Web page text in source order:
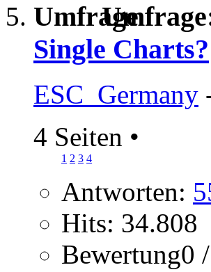
Single Charts?
ESC_Germany
4 Seiten •
1 2 3 4
Antworten:
Hits: 34.808
Bewertung0